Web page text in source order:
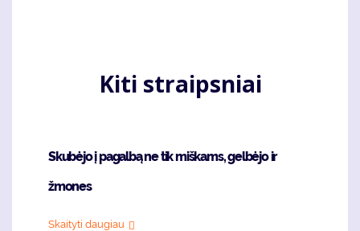
Kiti straipsniai
Skubėjo į pagalbą ne tik miškams, gelbėjo ir
žmones
Skaityti daugiau